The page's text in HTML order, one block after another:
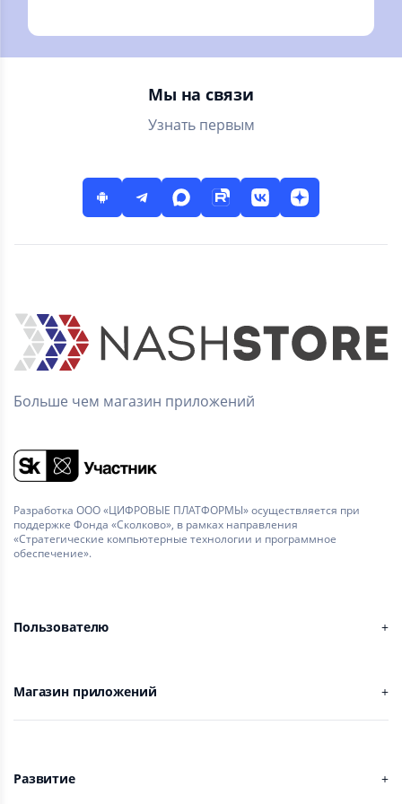
России.
Информация из
Мы на связи
Узнать первым
Больше чем магазин приложений
Разработка ООО «ЦИФРОВЫЕ ПЛАТФОРМЫ» осуществляется при
поддержке Фонда «Сколково», в рамках направления
«Стратегические компьютерные технологии и программное
обеспечение».
Пользователю
Магазин приложений
Развитие